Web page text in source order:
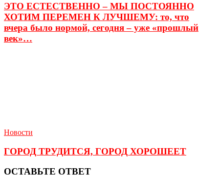
ЭТО ЕСТЕСТВЕННО – МЫ ПОСТОЯННО
ХОТИМ ПЕРЕМЕН К ЛУЧШЕМУ: то, что
вчера было нормой, сегодня – уже «прошлый
век»…
Новости
ГОРОД ТРУДИТСЯ, ГОРОД ХОРОШЕЕТ
ОСТАВЬТЕ ОТВЕТ